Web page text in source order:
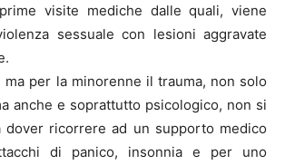
visite mediche dalle quali, viene
sessuale con lesioni aggravate
ma per la minorenne il trauma, non solo
anche e soprattutto psicologico, non si
dover ricorrere ad un supporto medico
di panico, insonnia e per uno